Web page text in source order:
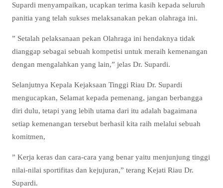
Supardi menyampaikan, ucapkan terima kasih kepada seluruh
panitia yang telah sukses melaksanakan pekan olahraga ini.
” Setalah pelaksanaan pekan Olahraga ini hendaknya tidak
dianggap sebagai sebuah kompetisi untuk meraih kemenangan
dengan mengalahkan yang lain,” jelas Dr. Supardi.
Selanjutnya Kepala Kejaksaan Tinggi Riau Dr. Supardi
mengucapkan, Selamat kepada pemenang, jangan berbangga
diri dulu, tetapi yang lebih utama dari itu adalah bagaimana
setiap kemenangan tersebut berhasil kita raih melalui sebuah
komitmen,
” Kerja keras dan cara-cara yang benar yaitu menjunjung tinggi
nilai-nilai sportifitas dan kejujuran,” terang Kejati Riau Dr.
Supardi.